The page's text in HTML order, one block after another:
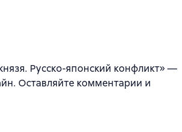
Русско-японский конфликт» —
Оставляйте комментарии и